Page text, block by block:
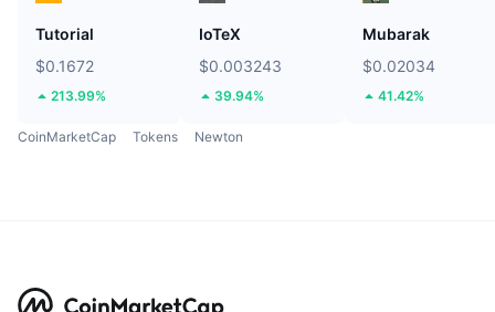
Tutorial
$0.1672
213.99%
IoTeX
$0.003243
39.94%
Mubarak
$0.02034
41.42%
CoinMarketCap Tokens Newton